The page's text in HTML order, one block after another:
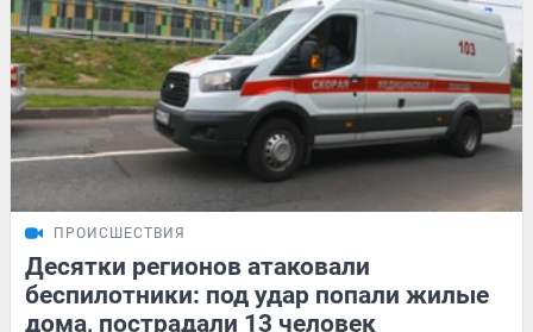
ПРОИСШЕСТВИЯ
Десятки регионов атаковали
беспилотники: под удар попали жилые
дома, пострадали 13 человек